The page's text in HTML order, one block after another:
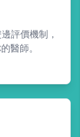
評價機制，
醫師。